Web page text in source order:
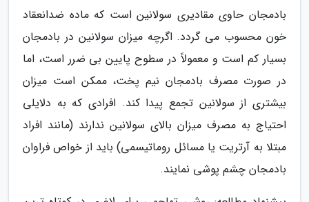
بادمجان حاوی مقادیری سولانین است که ماده ضدانعقاد
خون محسوب می گردد. اگرچه میزان سولانین در بادمجان
بسیار کم است و معمولاً در سطوح پایین بی ضرر است، اما
در صورت مصرف بادمجان نیم پخت، ممکن است میزان
بیشتری از سولانین تجمع پیدا کند. افرادی که به دلایلی
احتیاج به مصرف میزان بالای سولانین ندارند (مانند افراد
مبتلا به آرتریت یا مسائل روماتیسمی) باید از خواص فراوان
بادمجان چشم پوشی نمایند.